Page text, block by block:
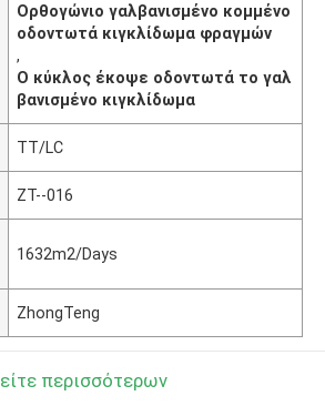
Ορθογώνιο γαλβανισμένο κομμένο
οδοντωτά κιγκλίδωμα φραγμών
,
Ο κύκλος έκοψε οδοντωτά το γαλ
βανισμένο κιγκλίδωμα
TT/LC
ZT--016
1632m2/Days
ZhongTeng
περισσότερων